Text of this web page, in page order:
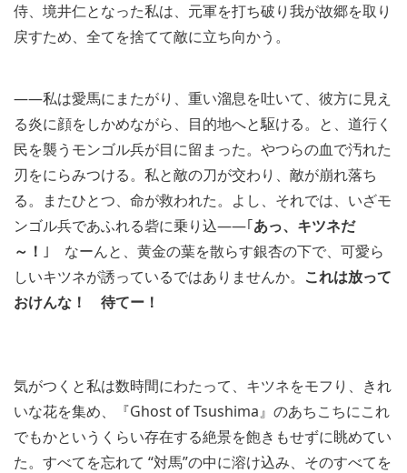
侍、境井仁となった私は、元軍を打ち破り我が故郷を取り
戻すため、全てを捨てて敵に立ち向かう。
――私は愛馬にまたがり、重い溜息を吐いて、彼方に見え
る炎に顔をしかめながら、目的地へと駆ける。と、道行く
民を襲うモンゴル兵が目に留まった。やつらの血で汚れた
刃をにらみつける。私と敵の刀が交わり、敵が崩れ落ち
る。またひとつ、命が救われた。よし、それでは、いざモ
ンゴル兵であふれる砦に乗り込――｢あっ、キツネだ
～！ ｣ なーんと、黄金の葉を散らす銀杏の下で、可愛ら
しいキツネが誘っているではありませんか。 これは放って
おけんな！ 待てー！
気がつくと私は数時間にわたって、キツネをモフり、きれ
いな花を集め、『Ghost of Tsushima』のあちこちにこれ
でもかというくらい存在する絶景を飽きもせずに眺めてい
た。すべてを忘れて “対馬”の中に溶け込み、そのすべてを